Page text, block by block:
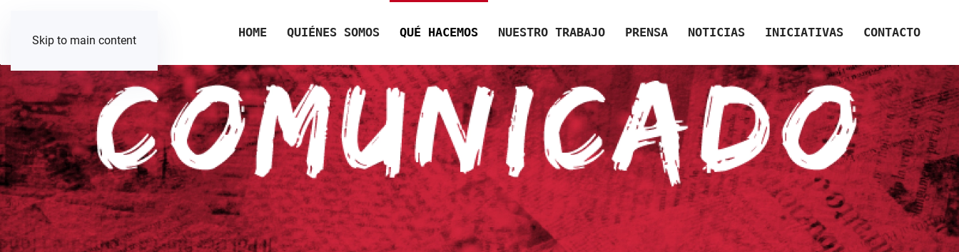
Skip to main content
HOME QUIÉNES SOMOS QUÉ HACEMOS NUESTRO TRABAJO PRENSA NOTICIAS INICIATIVAS CONTACTO